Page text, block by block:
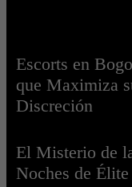
Escorts en
que Maximiza
Discreción
El Misterio de
Noches de